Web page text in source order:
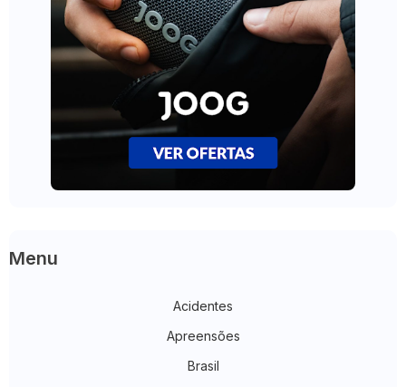
Menu
Acidentes
Apreensões
Brasil